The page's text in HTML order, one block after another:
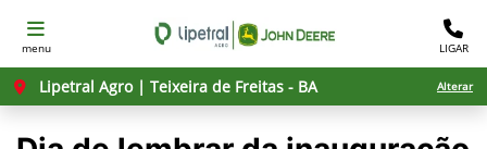
menu LIGAR
Lipetral Agro | Teixeira de Freitas - BA Alterar